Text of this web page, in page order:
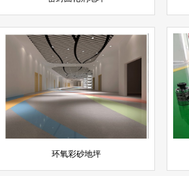
环氧彩砂地坪
环氧彩砂地坪
环氧地坪
立即询问
环
环
查看详情
立